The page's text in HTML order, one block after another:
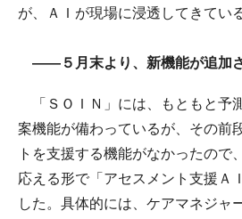
が、ＡＩが現場に浸透してきてい
――５月末より、新機能が追加さ
「ＳＯＩＮ」には、もともと予
案機能が備わっているが、その前
トを支援する機能がなかったので
応える形で「アセスメント支援Ａ
した。具体的には、ケアマネジャ